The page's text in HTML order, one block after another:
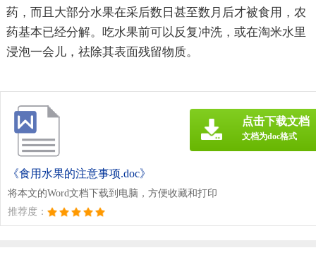
药，而且大部分水果在采后数日甚至数月后才被食用，农
药基本已经分解。吃水果前可以反复冲洗，或在淘米水里
浸泡一会儿，祛除其表面残留物质。
《食用水果的注意事项.doc》
将本文的Word文档下载到电脑，方便收藏和打印
推荐度：
点击下载文档
文档为doc格式